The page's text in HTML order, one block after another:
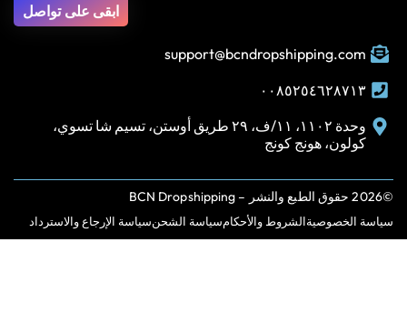
ابقى على تواصل
support@bcndropshipping.com
٠٠٨٥٢٥٤٦٢٨٧١٣
وحدة ١١٠٢، ١١/ف، ٢٩ طريق أوستن، تسيم شا تسوي،
كولون، هونج كونج
©2026 حقوق الطبع والنشر – BCN Dropshipping
سياسة الخصوصيةالشروط والأحكامسياسة الشحنسياسة الإرجاع والاسترداد